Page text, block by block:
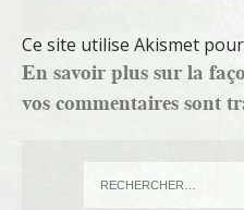
Ce site utilise Akismet
En savoir plus sur la
vos commentaires sont